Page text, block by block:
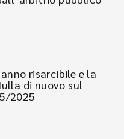
risarcibile e la
di nuovo sul
2025